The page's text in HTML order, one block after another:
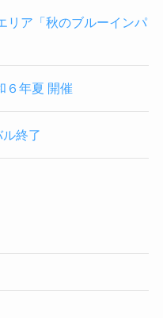
ア「秋のブルーインパ
６年夏 開催
終了